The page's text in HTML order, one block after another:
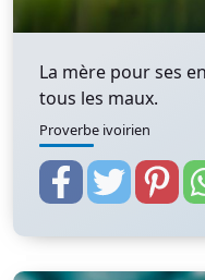
La mère pour ses
tous les maux.
Proverbe ivoirien